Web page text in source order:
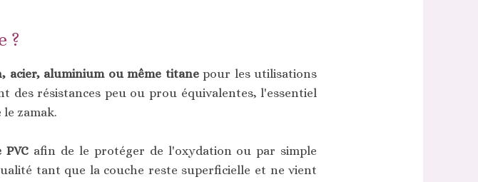
?
acier, aluminium ou même titanepour les utilisations
des résistances peu ou prou équivalentes, l'essentiel
zamak.
PVC afin de le protéger de l'oxydation ou par simple
tant que la couche reste superficielle et ne vient